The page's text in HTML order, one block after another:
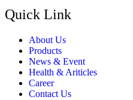
Quick Link
About Us
Products
News & Event
Health & Ariticles
Career
Contact Us